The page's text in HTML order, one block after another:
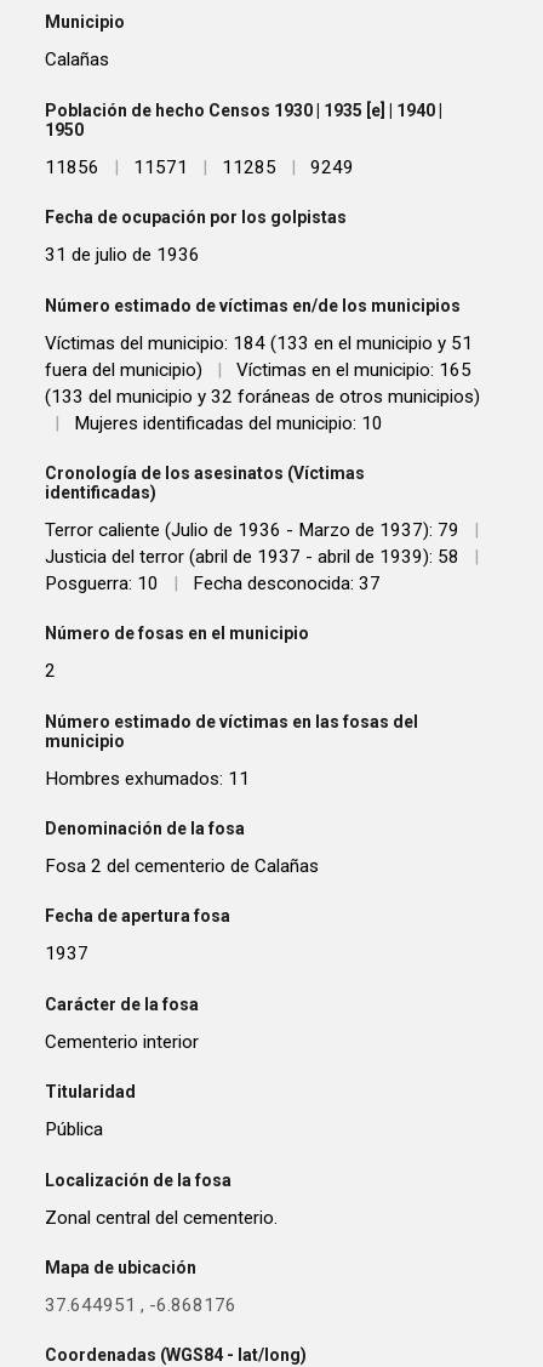
Municipio
Calañas
Población de hecho Censos 1930 | 1935 [e] | 1940 |
1950
11856 | 11571 | 11285 | 9249
Fecha de ocupación por los golpistas
31 de julio de 1936
Número estimado de víctimas en/de los municipios
Víctimas del municipio: 184 (133 en el municipio y 51
fuera del municipio)
|
Víctimas en el municipio: 165
(133 del municipio y 32 foráneas de otros municipios)
|
Mujeres identificadas del municipio: 10
Cronología de los asesinatos (Víctimas
identificadas)
Terror caliente (Julio de 1936 - Marzo de 1937): 79
|
Justicia del terror (abril de 1937 - abril de 1939): 58
|
Posguerra: 10
| Fecha desconocida: 37
Número de fosas en el municipio
2
Número estimado de víctimas en las fosas del
municipio
Hombres exhumados: 11
Denominación de la fosa
Fosa 2 del cementerio de Calañas
Fecha de apertura fosa
1937
Carácter de la fosa
Cementerio interior
Titularidad
Pública
Localización de la fosa
Zonal central del cementerio.
Mapa de ubicación
37.644951 , -6.868176
Coordenadas (WGS84 - lat/long)